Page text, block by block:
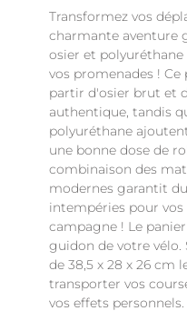
Transformez vos
charmante aventure
osier et
vos promenades ! Ce
partir d'osier brut et
authentique, tandis
polyuréthane
une bonne dose de
combinaison des
modernes garantit
intempéries pour vos
campagne ! Le
guidon de votre vélo.
de 38,5 x 28 x 26 cm
transporter vos
vos effets personnels.